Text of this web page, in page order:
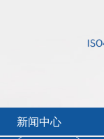
新闻中心